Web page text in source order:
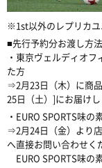
※1st以外のレプリカユ
■先行予約分お渡し方法
・東京ヴェルディオ
た方
⇒2月23日（木）に商
25日（土）]にお届けし
・EURO SPORTS味
⇒2月24日（金）より
へ直接お問い合わせく
EURO SPORTS味